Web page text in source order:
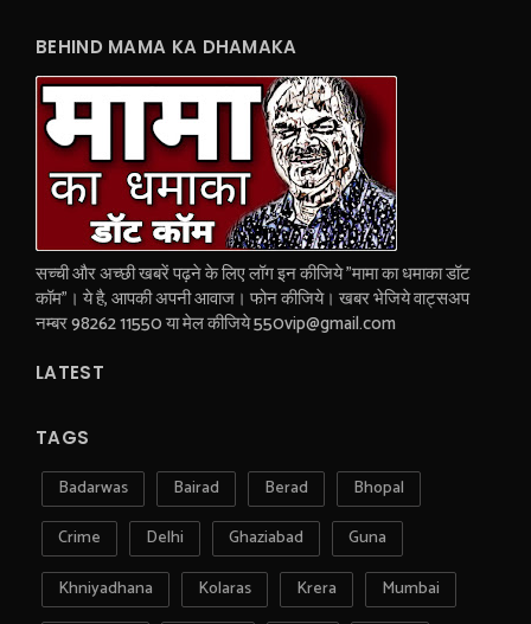
BEHIND MAMA KA DHAMAKA
सच्ची और अच्छी खबरें पढ़ने के लिए लॉग इन कीजिये "मामा का धमाका डॉट
कॉम"। ये है, आपकी अपनी आवाज। फोन कीजिये। खबर भेजिये वाट्सअप
नम्बर 98262 11550 या मेल कीजिये 550vip@gmail.com
LATEST
TAGS
Badarwas Bairad Berad
Bhopal
Crime
Delhi Ghaziabad
Guna
Khniyadhana
Kolaras Krera
Mumbai